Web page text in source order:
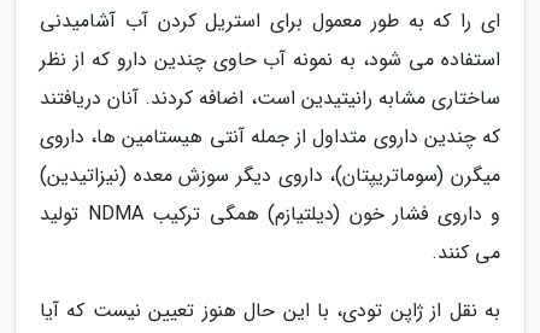
ای را که به طور معمول برای استریل کردن آب آشامیدنی
استفاده می شود، به نمونه آب حاوی چندین دارو که از نظر
ساختاری مشابه رانیتیدین است، اضافه کردند. آنان دریافتند
که چندین داروی متداول از جمله آنتی هیستامین ها، داروی
میگرن (سوماتریپتان)، داروی دیگر سوزش معده (نیزاتیدین)
و داروی فشار خون (دیلتیازم) همگی ترکیب NDMA تولید
می کنند.
به نقل از ژاپن تودی، با این حال هنوز تعیین نیست که آیا